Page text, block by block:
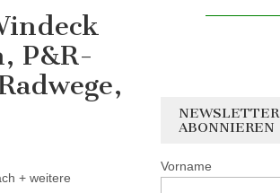
P&R-
+ weitere
NEWSLETTER
ABONNIEREN
Vorname